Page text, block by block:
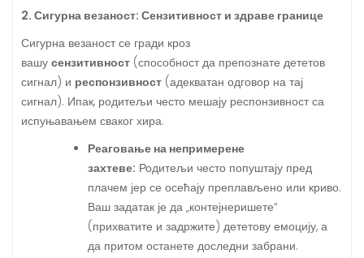
2. Сигурна везаност: Сензитивност и здраве границе
Сигурна везаност се гради кроз
вашу сензитивност (способност да препознате дететов
сигнал) и респонзивност (адекватан одговор на тај
сигнал). Ипак, родитељи често мешају респонзивност са
испуњавањем сваког хира.
Реаговање на непримерене
захтеве: Родитељи често попуштају пред
плачем јер се осећају преплављено или криво.
Ваш задатак је да „контејнеришете“
(прихватите и задржите) дететову емоцију, а
да притом останете доследни забрани.